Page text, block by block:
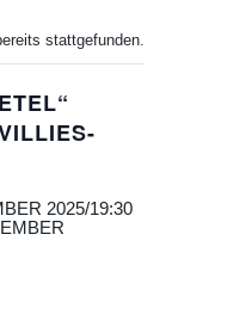
stattgefunden.
2025/19:30